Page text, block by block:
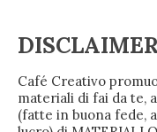
Café Creativo
materiali di fai da te,
(fatte in buona fede,